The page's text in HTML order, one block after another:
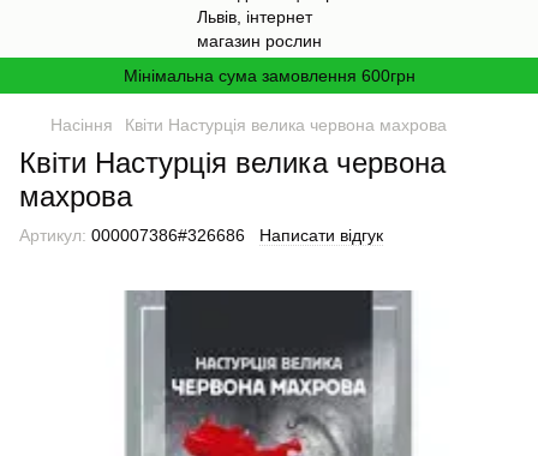
Мінімальна сума замовлення 600грн
Насіння Квіти Настурція велика червона махрова
Квіти Настурція велика червона
махрова
Артикул: 000007386#326686 Написати відгук